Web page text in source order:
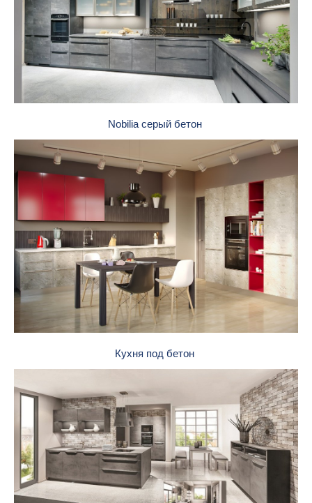
Nobilia серый бетон
Кухня под бетон